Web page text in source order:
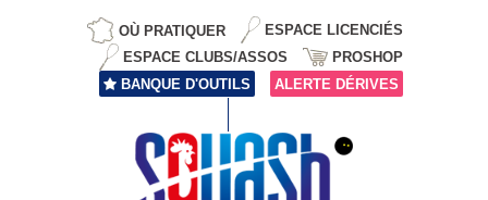
OÙ PRATIQUER
ESPACE LICENCIÉS
ESPACE CLUBS/ASSOS
PROSHOP
BANQUE D'OUTILS
ALERTE DÉRIVES